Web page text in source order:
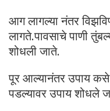
आग लागल्या नंतर
लागते.पावसाचे पाणी
शोधली जाते.
पूर आल्यानंतर उपाय कसे
पडल्यावर उपाय शोधले